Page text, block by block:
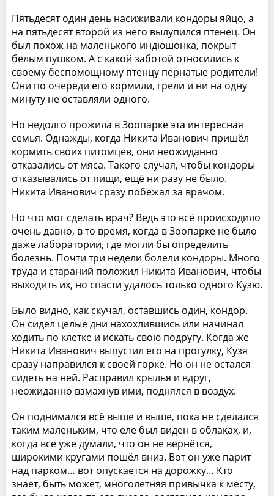
Пятьдесят один день насиживали кондоры яйцо, а
на пятьдесят второй из него вылупился птенец. Он
был похож на маленького индюшонка, покрыт
белым пушком. А с какой заботой относились к
своему беспомощному птенцу пернатые родители!
Они по очереди его кормили, грели и ни на одну
минуту не оставляли одного.
Но недолго прожила в Зоопарке эта интересная
семья. Однажды, когда Никита Иванович пришёл
кормить своих питомцев, они неожиданно
отказались от мяса. Такого случая, чтобы кондоры
отказывались от пищи, ещё ни разу не было.
Никита Иванович сразу побежал за врачом.
Но что мог сделать врач? Ведь это всё происходило
очень давно, в то время, когда в Зоопарке не было
даже лаборатории, где могли бы определить
болезнь. Почти три недели болели кондоры. Много
труда и стараний положил Никита Иванович, чтобы
выходить их, но спасти удалось только одного Кузю.
Было видно, как скучал, оставшись один, кондор.
Он сидел целые дни нахохлившись или начинал
ходить по клетке и искать свою подругу. Когда же
Никита Иванович выпустил его на прогулку, Кузя
сразу направился к своей горке. Но он не остался
сидеть на ней. Расправил крылья и вдруг,
неожиданно взмахнув ими, поднялся в воздух.
Он поднимался всё выше и выше, пока не сделался
таким маленьким, что еле был виден в облаках, и,
когда все уже думали, что он не вернётся,
широкими кругами пошёл вниз. Вот он уже парит
над парком… вот опускается на дорожку… Кто
знает, быть может, многолетняя привычка к месту,